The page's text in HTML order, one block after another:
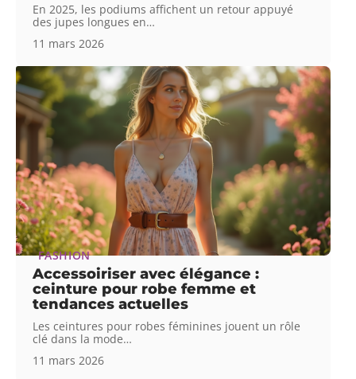
En 2025, les podiums affichent un retour appuyé
des jupes longues en…
11 mars 2026
FASHION
Accessoiriser avec élégance :
ceinture pour robe femme et
tendances actuelles
Les ceintures pour robes féminines jouent un rôle
clé dans la mode…
11 mars 2026